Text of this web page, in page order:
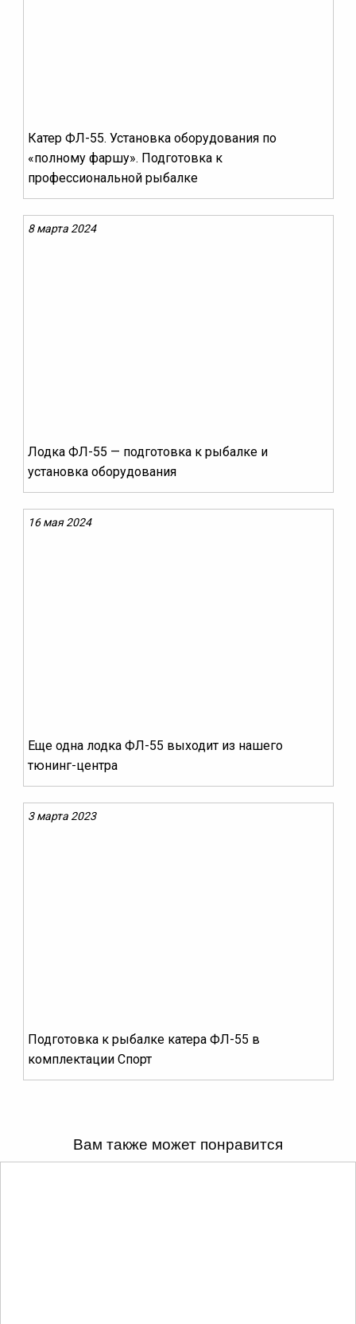
Катер ФЛ-55. Установка оборудования по
«полному фаршу». Подготовка к
профессиональной рыбалке
8 марта 2024
Лодка ФЛ-55 — подготовка к рыбалке и
установка оборудования
16 мая 2024
Еще одна лодка ФЛ-55 выходит из нашего
тюнинг-центра
3 марта 2023
Подготовка к рыбалке катера ФЛ-55 в
комплектации Спорт
Вам также может понравится